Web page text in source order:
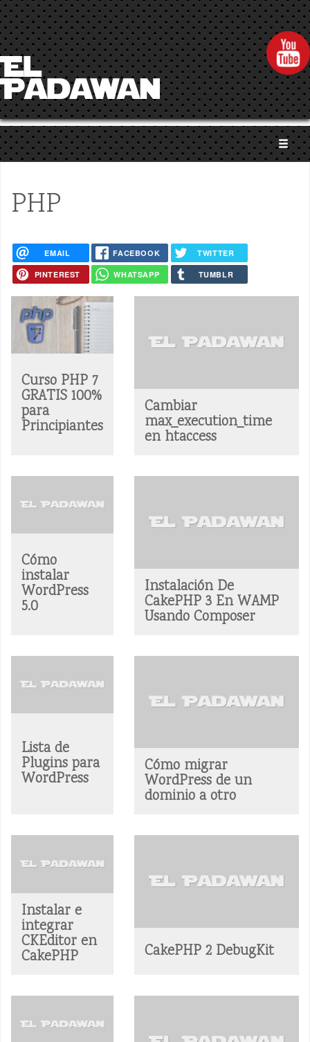
Pasar al contenido principal
PHP
EMAIL FACEBOOK TWITTER
PINTEREST WHATSAPP TUMBLR
Curso PHP 7
GRATIS 100%
para
Principiantes
Cambiar
max_execution_time
en htaccess
Cómo
instalar
WordPress
5.0
Instalación De
CakePHP 3 En WAMP
Usando Composer
Lista de
Plugins para
WordPress
Cómo migrar
WordPress de un
dominio a otro
Instalar e
integrar
CKEditor en
CakePHP CakePHP 2 DebugKit
Páginas